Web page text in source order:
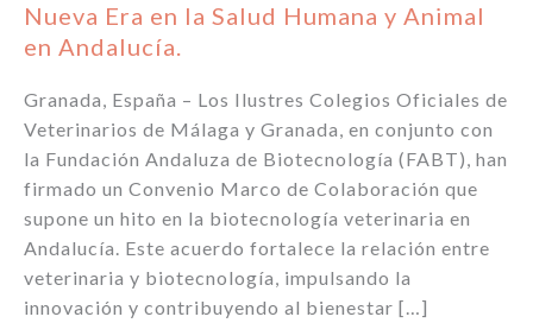
Nueva Era en la Salud Humana y Animal
en Andalucía.
Granada, España – Los Ilustres Colegios Oficiales de
Veterinarios de Málaga y Granada, en conjunto con
la Fundación Andaluza de Biotecnología (FABT), han
firmado un Convenio Marco de Colaboración que
supone un hito en la biotecnología veterinaria en
Andalucía. Este acuerdo fortalece la relación entre
veterinaria y biotecnología, impulsando la
innovación y contribuyendo al bienestar […]